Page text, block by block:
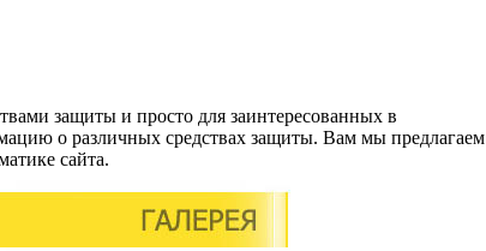
защиты и просто для заинтересованных в
о различных средствах защиты. Вам мы предлагаем
сайта.